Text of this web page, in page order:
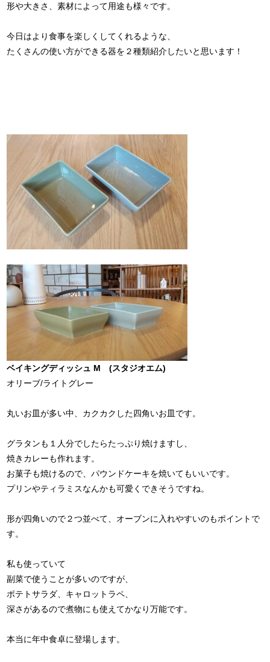
形や大きさ、素材によって用途も様々です。
今日はより食事を楽しくしてくれるような、
たくさんの使い方ができる器を２種類紹介したいと思います！
ベイキングディッシュ M (スタジオエム)
オリーブ/ライトグレー
丸いお皿が多い中、カクカクした四角いお皿です。
グラタンも１人分でしたらたっぷり焼けますし、
焼きカレーも作れます。
お菓子も焼けるので、パウンドケーキを焼いてもいいです。
プリンやティラミスなんかも可愛くできそうですね。
形が四角いので２つ並べて、オーブンに入れやすいのもポイントで
す。
私も使っていて
副菜で使うことが多いのですが、
ポテトサラダ、キャロットラペ、
深さがあるので煮物にも使えてかなり万能です。
本当に年中食卓に登場します。